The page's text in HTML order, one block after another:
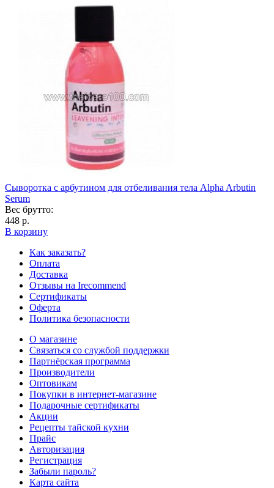
Сыворотка с арбутином для отбеливания тела Alpha Arbutin
Serum
Вес брутто:
448 р.
В корзину
Как заказать?
Оплата
Доставка
Отзывы на Irecommend
Сертификаты
Оферта
Политика безопасности
О магазине
Связаться со службой поддержки
Партнёрская программа
Производители
Оптовикам
Покупки в интернет-магазине
Подарочные сертификаты
Акции
Рецепты тайской кухни
Прайс
Авторизация
Регистрация
Забыли пароль?
Карта сайта